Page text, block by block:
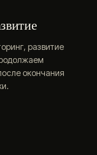
развитие
окончания